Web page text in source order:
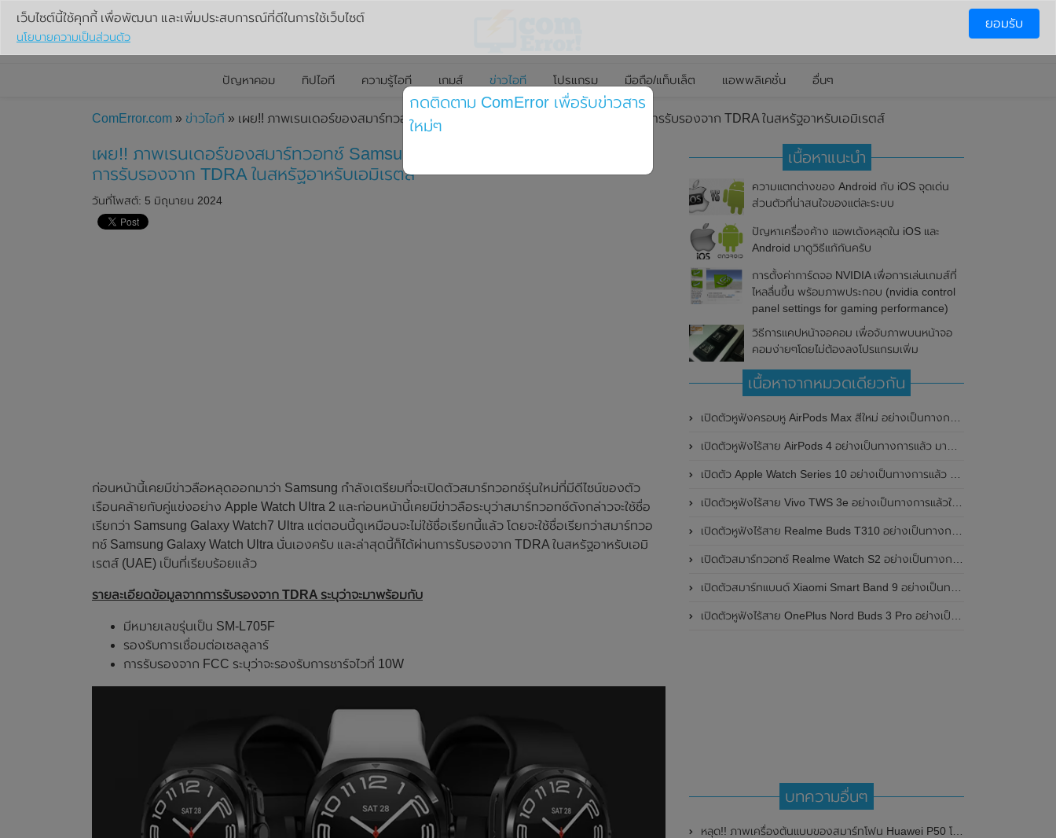
ปัญหาคอม ทิปไอที ความรู้ไอที เกมส์ ข่าวไอที โปรแกรม มือถือ/แท็บเล็ต แอพพลิเคชั่น อื่นๆ
ComError.com » ข่าวไอที » เผย!! ภาพเรนเดอร์ของสมาร์ทวอทช์ Samsung Galaxy Watch Ultra และได้ผ่านการรับรองจาก TDRA ในสหรัฐอาหรับเอมิเรตส์
เผย!! ภาพเรนเดอร์ของสมาร์ทวอทช์ Samsung Galaxy Watch Ultra และได้ผ่าน
การรับรองจาก TDRA ในสหรัฐอาหรับเอมิเรตส์
วันที่โพสต์: 5 มิถุนายน 2024
ก่อนหน้านี้เคยมีข่าวลือหลุดออกมาว่า Samsung กำลังเตรียมที่จะเปิดตัวสมาร์ทวอทช์รุ่นใหม่ที่มีดีไซน์ของตัว
เรือนคล้ายกับคู่แข่งอย่าง Apple Watch Ultra 2 และก่อนหน้านี้เคยมีข่าวลือระบุว่าสมาร์ทวอทช์ดังกล่าวจะใช้ชื่อ
เรียกว่า Samsung Galaxy Watch7 Ultra แต่ตอนนี้ดูเหมือนจะไม่ใช้ชื่อเรียกนี้แล้ว โดยจะใช้ชื่อเรียกว่าสมาร์ทวอ
ทช์ Samsung Galaxy Watch Ultra นั่นเองครับ และล่าสุดนี้ก็ได้ผ่านการรับรองจาก TDRA ในสหรัฐอาหรับเอมิ
เรตส์ (UAE) เป็นที่เรียบร้อยแล้ว
รายละเอียดข้อมูลจากการรับรองจาก TDRA ระบุว่าจะมาพร้อมกับ
มีหมายเลขรุ่นเป็น SM-L705F
รองรับการเชื่อมต่อเซลลูลาร์
การรับรองจาก FCC ระบุว่าจะรองรับการชาร์จไวที่ 10W
เนื้อหาแนะนำ
ความแตกต่างของ Android กับ iOS จุดเด่น
ส่วนตัวที่น่าสนใจของแต่ละระบบ
ปัญหาเครื่องค้าง แอพเด้งหลุดใน iOS และ
Android มาดูวิธีแก้กันครับ
การตั้งค่าการ์ดจอ NVIDIA เพื่อการเล่นเกมส์ที่
ไหลลื่นขึ้น พร้อมภาพประกอบ (nvidia control
panel settings for gaming performance)
วิธีการแคปหน้าจอคอม เพื่อจับภาพบนหน้าจอ
คอมง่ายๆโดยไม่ต้องลงโปรแกรมเพิ่ม
เนื้อหาจากหมวดเดียวกัน
เปิดตัวหูฟังครอบหู AirPods Max สีใหม่ อย่างเป็นทางการแล้ว
เปิดตัวหูฟังไร้สาย AirPods 4 อย่างเป็นทางการแล้ว มาพร้อม ANC และฟีเจอร์ใหม่มากมาย
เปิดตัว Apple Watch Series 10 อย่างเป็นทางการแล้ว มาพร้อมชิปเซ็ตรุ่น S10
เปิดตัวหูฟังไร้สาย Vivo TWS 3e อย่างเป็นทางการแล้วในประเทศอินเดีย มาพร้อมระบบตัดเสียงรบกวน ANC ที่ 30dB , ป้องกันฝุ่นและกันน้ำที่ระดับ IP54 , แบตเตอรี่สามารถใช้งานนานสูงสุด 36 ชั่วโมง
เปิดตัวหูฟังไร้สาย Realme Buds T310 อย่างเป็นทางการในประเทศอินเดีย มาพร้อมระบบตัดเสียงรบกวน ANC สูงสุด 46dB , เสียงรอบทิศทาง 360 องศา , แบตเตอรี่สามารถใช้งานได้นานสูงสุด 40 ชั่วโมง
เปิดตัวสมาร์ทวอทช์ Realme Watch S2 อย่างเป็นทางการในประเทศอินเดีย มาพร้อมตัวเรือนสแตนเลสสตีล , หน้าจอแสดงผล AMOLED ขนาด 1.43 นิ้ว , แบตเตอรี่ขนาดใหญ่ใช้งานได้นาน 20 วัน และรองรับคำสั่งเสียง Super AI Engine ที่ขับเคลื่อนโดย ChatGPT
เปิดตัวสมาร์ทแบนด์ Xiaomi Smart Band 9 อย่างเป็นทางการแล้ว มาพร้อมหน้าจอ AMOLED ขนาด 1.62 นิ้ว , ตัวเรือนเป็นโลหะ และแบตเตอรี่สุดอึดสามารถใช้งานได้นานถึง 21 วัน
เปิดตัวหูฟังไร้สาย OnePlus Nord Buds 3 Pro อย่างเป็นทางการแล้ว มาพร้อมระบบตัดเสียงรบกวน (ANC) สามารถลดเสียงรบกวนได้ 49dB และแบตเตอรี่สุดอึดใช้งานได้นานสูงสุดถึง 44 ชั่วโมง
บทความอื่นๆ
หลุด!! ภาพเครื่องต้นแบบของสมาร์ทโฟน Huawei P50 โชว์ให้เห็นกล้องหลังดีไซน์ใหม่ทั้งหมด
เว็บไซต์นี้ใช้คุกกี้ เพื่อพัฒนา และเพิ่มประสบการณ์ที่ดีในการใช้เว็บไซต์
นโยบายความเป็นส่วนตัว
ยอมรับ
กดติดตาม ComError เพื่อรับข่าวสาร
ใหม่ๆ